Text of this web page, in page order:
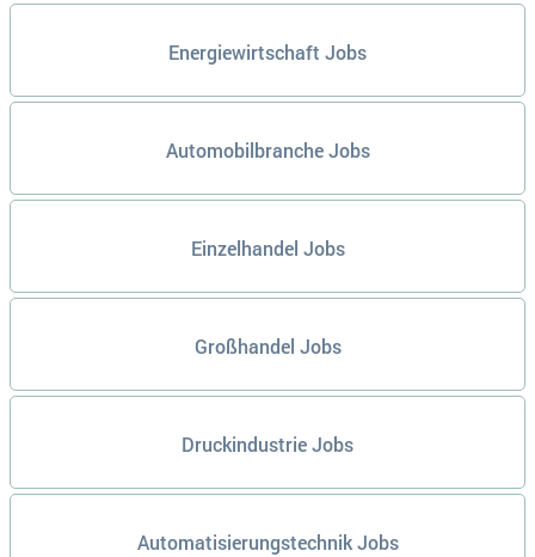
Energiewirtschaft Jobs
Automobilbranche Jobs
Einzelhandel Jobs
Großhandel Jobs
Druckindustrie Jobs
Automatisierungstechnik Jobs